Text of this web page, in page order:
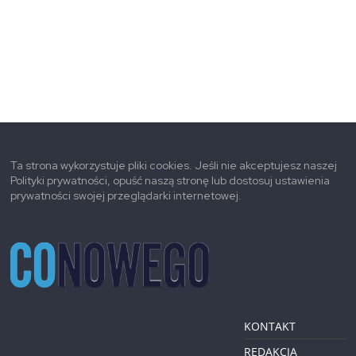
Ta strona wykorzystuje pliki cookies. Jeśli nie akceptujesz naszej
Polityki prywatności, opuść naszą stronę lub dostosuj ustawienia
prywatności swojej przeglądarki internetowej.
KONTAKT
REDAKCJA